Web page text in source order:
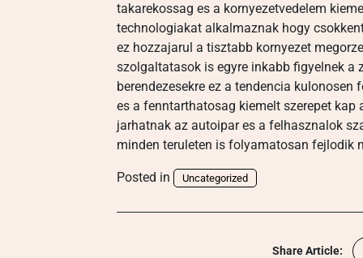
takarekossag es a kornyezetvedelem
technologiakat alkalmaznak hogy
ez hozzajarul a tisztabb kornyezet
szolgaltatasok is egyre inkabb figyelnek a
berendezesekre ez a tendencia
es a fenntarthatosag kiemelt szerepet
jarhatnak az autoipar es a felhasznalok
minden teruleten is folyamatosan fejlodik
Posted in Uncategorized
Share Article: